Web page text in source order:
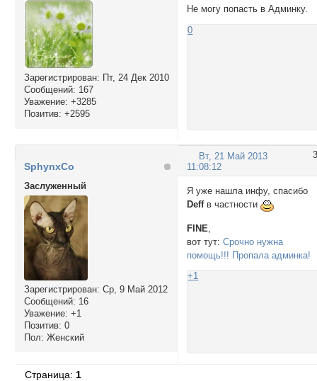
Зарегистрирован: Пт, 24 Дек 2010
Сообщений: 167
Уважение: +3285
Позитив: +2595
Не могу попасть в Админку.
0
3
Вт, 21 Май 2013
11:08:12
SphynxCo
Заслуженный
Зарегистрирован: Ср, 9 Май 2012
Сообщений: 16
Уважение: +1
Позитив: 0
Пол: Женский
Я уже нашла инфу, спасибо
Deffв частности
FINE
вот тут:Срочно нужна
помощь!!! Пропала админка!
+1
Страница: 1